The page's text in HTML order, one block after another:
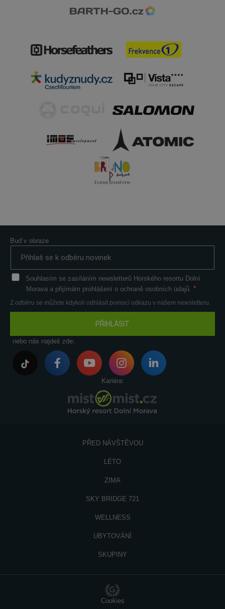
Buď v obraze
PŘIHLÁSIT
Souhlasím se zasíláním newsletterů Horského resortu Dolní
Morava a přijímám prohlášení o ochraně osobních údajů.
Z odběru se můžete kdykoli odhlásit pomocí odkazu v našem newsletteru.
nebo nás najdeš zde:
Kariéra:
PŘED NÁVŠTĚVOU
LÉTO
ZIMA
SKY BRIDGE 721
WELLNESS
UBYTOVÁNÍ
SKUPINY
Cookies